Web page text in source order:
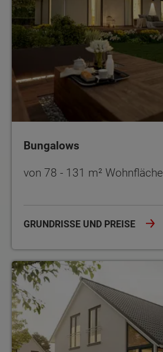
Bungalows
von 78 - 131 m² Wohnfläche
GRUNDRISSE UND PREISE
Einfamilienhäuser